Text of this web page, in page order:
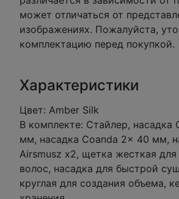
может отличаться от
изображениях. Пожалуйста,
комплектацию перед покупкой.
Характеристики
Цвет: Amber Silk
В комплекте: Стайлер, насадка
мм, насадка Coanda 2x 40 мм,
Airsmusz x2, щетка жесткая
волос, насадка для быстрой
круглая для создания объема,